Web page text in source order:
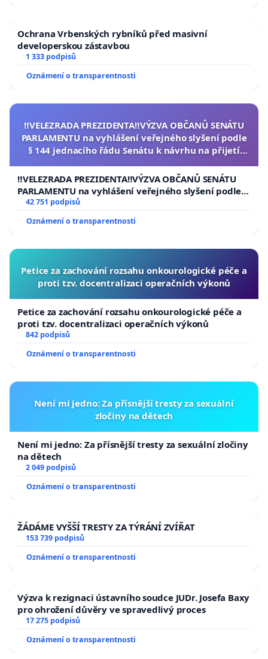
Ochrana Vrbenských rybníků před masivní
developerskou zástavbou
1 333 podpisů
Oznámení o transparentnosti
‼️VELEZRADA PREZIDENTA‼️VÝZVA OBČANŮ SENÁTU
PARLAMENTU na vyhlášení veřejného slyšení podle
§ 144 jednacího řádu Senátu k návrhu na přijetí
republiky
‼️VELEZRADA PREZIDENTA‼️VÝZVA OBČANŮ SENÁTU
PARLAMENTU na vyhlášení veřejného slyšení podle §
144 jednacího řádu Senátu k návrhu na přijetí
usnesení k podání ústavní žaloby na prezidenta
republiky
42 751 podpisů
Oznámení o transparentnosti
Petice za zachování rozsahu onkourologické péče a
proti tzv. docentralizaci operačních výkonů
Petice za zachování rozsahu onkourologické péče a
proti tzv. docentralizaci operačních výkonů
842 podpisů
Oznámení o transparentnosti
Není mi jedno: Za přísnější tresty za sexuální
zločiny na dětech
Není mi jedno: Za přísnější tresty za sexuální zločiny
na dětech
2 049 podpisů
Oznámení o transparentnosti
ŽÁDÁME VYŠŠÍ TRESTY ZA TÝRÁNÍ ZVÍŘAT
153 739 podpisů
Oznámení o transparentnosti
Výzva k rezignaci ústavního soudce JUDr. Josefa Baxy
pro ohrožení důvěry ve spravedlivý proces
17 275 podpisů
Oznámení o transparentnosti